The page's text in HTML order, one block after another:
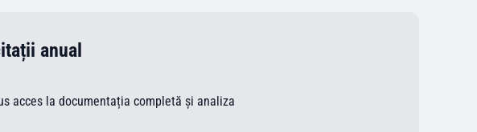
anual
acces la documentația completă și analiza